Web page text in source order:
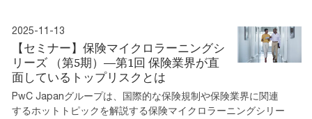
2025-11-13
【セミナー】保険マイクロラーニングシ
リーズ （第5期）―第1回 保険業界が直
面しているトップリスクとは
PwC Japanグループは、国際的な保険規制や保険業界に関連
するホットトピックを解説する保険マイクロラーニングシリー